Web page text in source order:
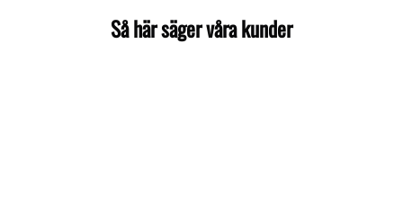
Så här säger våra kunder